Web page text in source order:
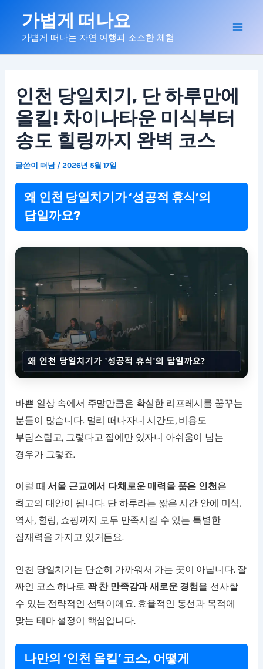
로
가볍게 떠나요
가볍게 떠나는 자연 여행과 소소한 체험
인천 당일치기, 단 하루만에
올킬! 차이나타운 미식부터
송도 힐링까지 완벽 코스
글쓴이떠남 /2026년 5월 17일
왜 인천 당일치기가 ‘성공적 휴식’의
답일까요?
바쁜 일상 속에서 주말만큼은 확실한 리프레시를 꿈꾸는
분들이 많습니다. 멀리 떠나자니 시간도, 비용도
부담스럽고, 그렇다고 집에만 있자니 아쉬움이 남는
경우가 그렇죠.
이럴 때서울 근교에서 다채로운 매력을 품은 인천은
최고의 대안이 됩니다. 단 하루라는 짧은 시간 안에 미식,
역사, 힐링, 쇼핑까지 모두 만족시킬 수 있는 특별한
잠재력을 가지고 있거든요.
인천 당일치기는 단순히 가까워서 가는 곳이 아닙니다. 잘
짜인 코스 하나로 꽉 찬 만족감과 새로운 경험을 선사할
수 있는 전략적인 선택이에요. 효율적인 동선과 목적에
맞는 테마 설정이 핵심입니다.
나만의 ‘인천 올킬’ 코스, 어떻게